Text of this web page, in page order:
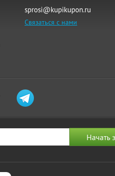
sprosi@kupikupon.ru
Связаться с нами